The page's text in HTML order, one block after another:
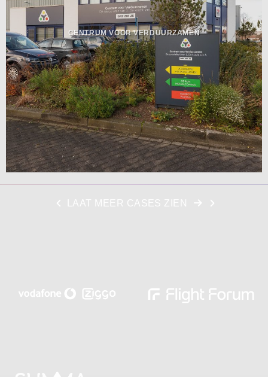
CENTRUM VOOR VERDUURZAMEN
LAAT MEER CASES ZIEN